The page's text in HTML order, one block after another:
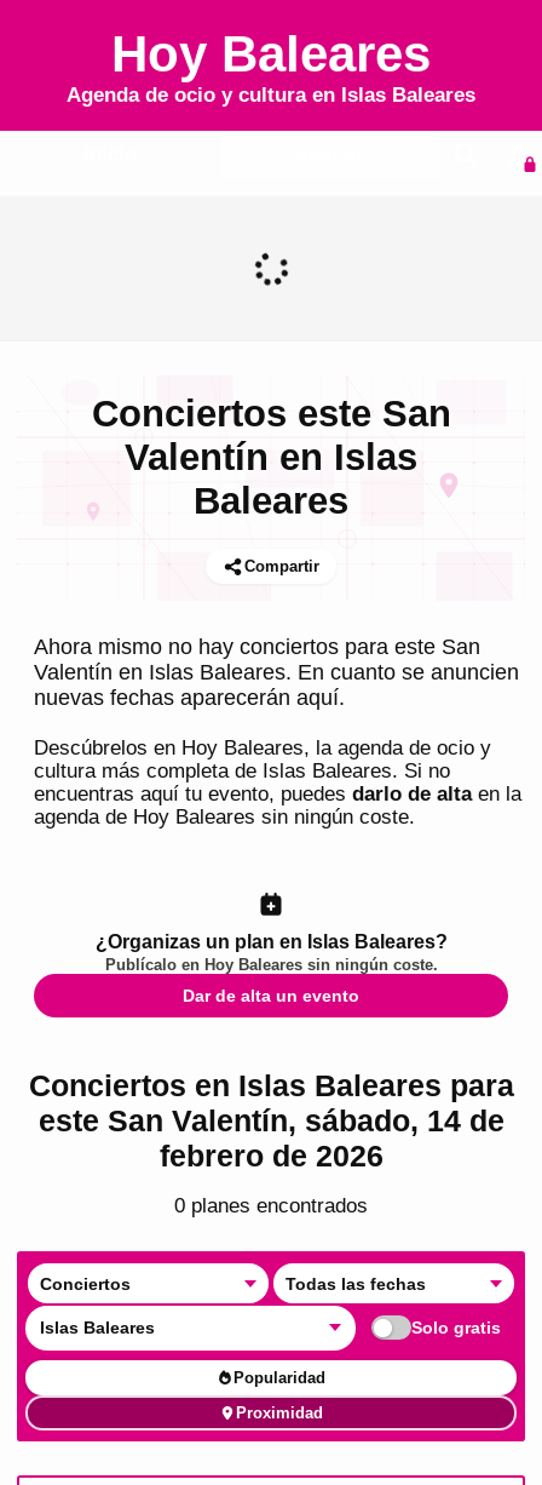
Hoy Baleares
Agenda de ocio y cultura en Islas Baleares
Conciertos este San
Valentín en Islas
Baleares
Compartir
Ahora mismo no hay conciertos para este San
Valentín en Islas Baleares. En cuanto se anuncien
nuevas fechas aparecerán aquí.
Descúbrelos en Hoy Baleares, la agenda de ocio y
cultura más completa de Islas Baleares. Si no
encuentras aquí tu evento, puedes darlo de altaen la
agenda de Hoy Baleares sin ningún coste.
¿Organizas un plan en Islas Baleares?
Publícalo en Hoy Balearessin ningún coste.
Dar de alta un evento
Conciertos en Islas Baleares para
este San Valentín, sábado, 14 de
febrero de 2026
0 planes encontrados
Conciertos Todas las fechas
Islas Baleares Solo gratis
Popularidad
Proximidad